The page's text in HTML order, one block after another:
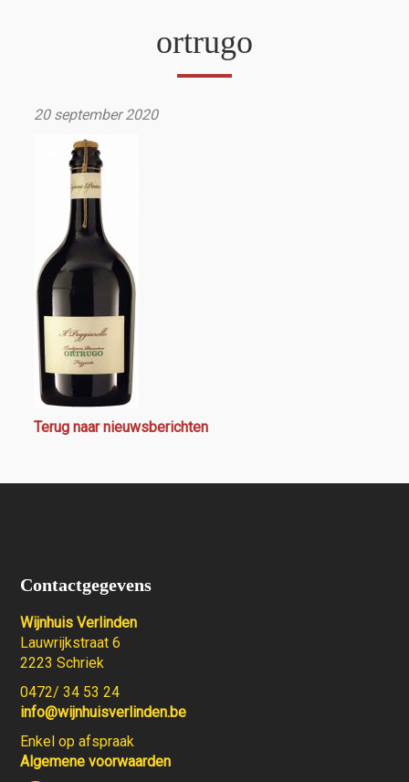
ortrugo
20 september 2020
Terug naar nieuwsberichten
Contactgegevens
Wijnhuis Verlinden
Lauwrijkstraat 6
2223 Schriek
0472/ 34 53 24
info@wijnhuisverlinden.be
Enkel op afspraak
Algemene voorwaarden